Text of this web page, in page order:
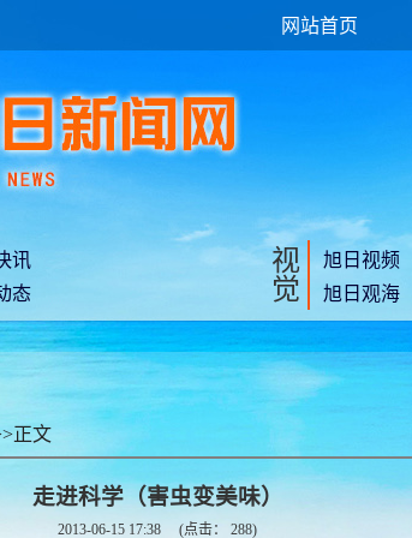
网站首页
讯
态
视
觉
旭日视频
旭日观海
正文
走进科学（害虫变美味）
2013-06-15 17:38 (点击： 288)